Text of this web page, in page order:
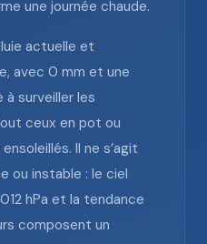
une journée chaude.
actuelle et
avec 0 mm et une
surveiller les
ceux en pot ou
Il ne s’agit
ou instable : le ciel
hPa et la tendance
composent un